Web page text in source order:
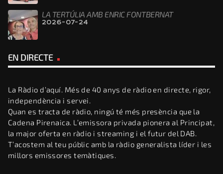
LA TERTÚLIA AMB ENRIC FONTBERNAT
2026-07-24
EN DIRECTE
La Ràdio d’aquí. Més de 40 anys de ràdio en directe, rigor,
independència i servei.
Quan es tracta de ràdio, ningú té més presència que la
Cadena Pirenaica. L’emissora privada pionera al Principat,
la major oferta en ràdio i streaming i el futur del DAB.
T’acostem al teu públic amb la ràdio generalista líder i les
millors emissores temàtiques.